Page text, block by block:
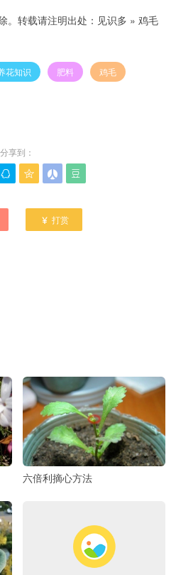
。转载请注明出处： 见识多 » 鸡毛
花知识 肥料 鸡毛
分享到：
   
 打赏
六倍利摘心方法